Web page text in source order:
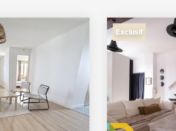
Exclusif